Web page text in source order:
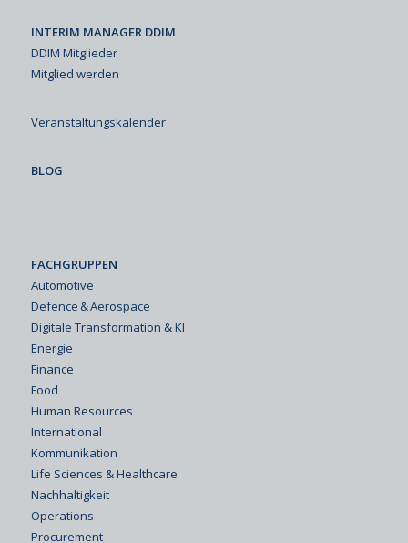
INTERIM MANAGER DDIM
DDIM Mitglieder
Mitglied werden
Veranstaltungskalender
BLOG
FACHGRUPPEN
Automotive
Defence & Aerospace
Digitale Transformation & KI
Energie
Finance
Food
Human Resources
International
Kommunikation
Life Sciences & Healthcare
Nachhaltigkeit
Operations
Procurement